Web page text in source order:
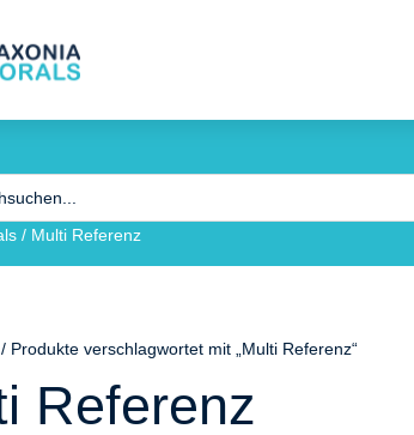
/ Multi Referenz
/ Produkte verschlagwortet mit „Multi Referenz“
Referenz